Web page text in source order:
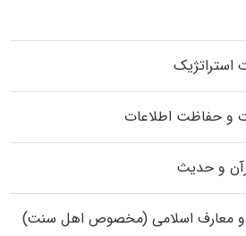
استراتژیک
و حفاظت اطلاعات
و حدیث
و معارف اسلامی (مخصوص اهل سنت)